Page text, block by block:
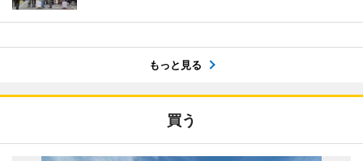
もっと見る
買う